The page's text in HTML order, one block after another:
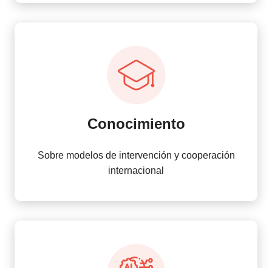
Conocimiento
Sobre modelos de intervención y cooperación
internacional